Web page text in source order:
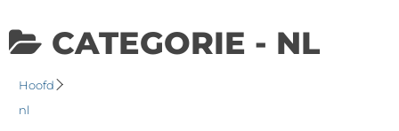
CATEGORIE - NL
Hoofd
nl